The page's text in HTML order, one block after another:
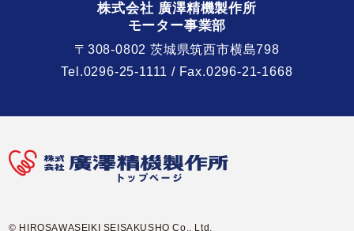
株式会社 廣澤精機製作所
モーター事業部
〒308-0802 茨城県筑西市横島798
Tel.0296-25-1111 / Fax.0296-21-1668
© HIROSAWASEIKI SEISAKUSHO Co., Ltd.